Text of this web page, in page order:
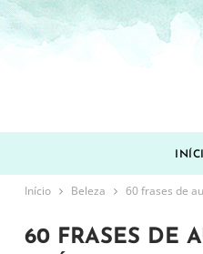
Início Beleza 60 frases de
60 FRASES DE